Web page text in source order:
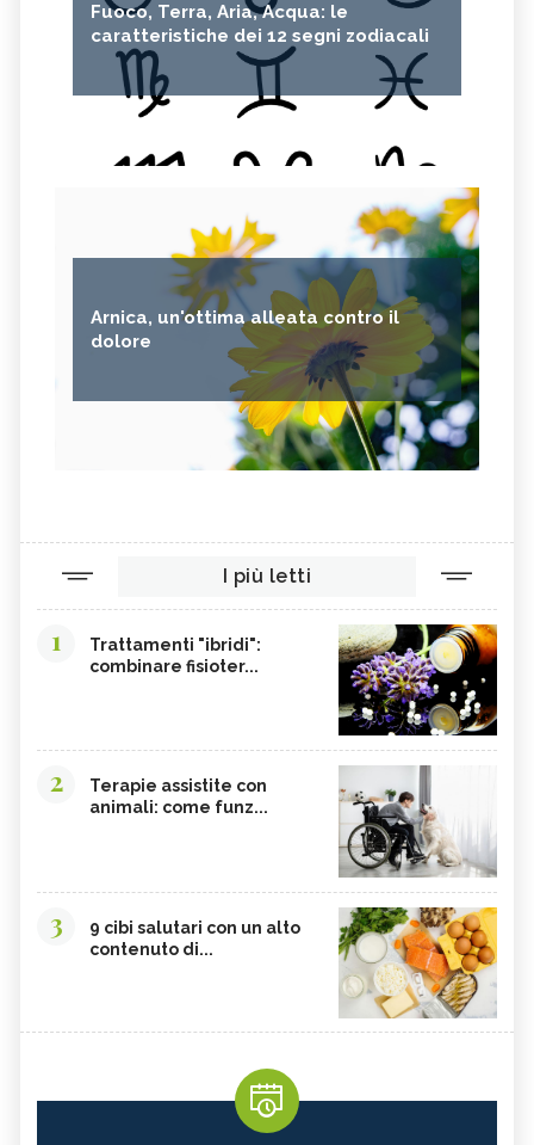
Fuoco, Terra, Aria, Acqua: le
caratteristiche dei 12 segni zodiacali
Arnica, un'ottima alleata contro il
dolore
I più letti
1
Trattamenti "ibridi":
combinare fisioter...
2
Terapie assistite con
animali: come funz...
3
9 cibi salutari con un alto
contenuto di...